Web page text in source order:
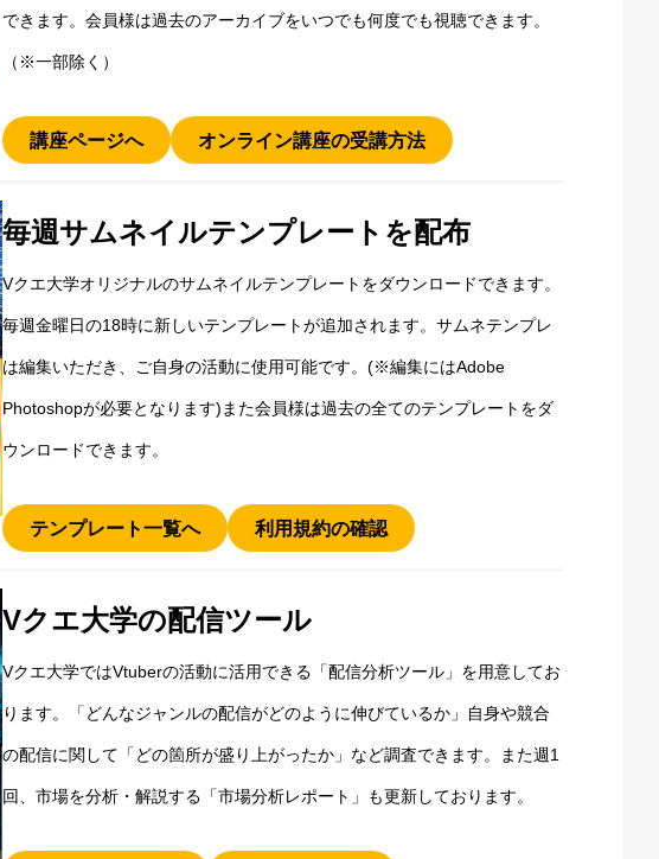
できます。会員様は過去のアーカイブをいつでも何度でも視聴できます。
（※一部除く）
講座ページへ オンライン講座の受講方法
毎週サムネイルテンプレートを配布
Vクエ大学オリジナルのサムネイルテンプレートをダウンロードできます。
毎週金曜日の18時に新しいテンプレートが追加されます。サムネテンプレ
は編集いただき、ご自身の活動に使用可能です。(※編集にはAdobe
Photoshopが必要となります)また会員様は過去の全てのテンプレートをダ
ウンロードできます。
テンプレート一覧へ 利用規約の確認
Vクエ大学の配信ツール
Vクエ大学ではVtuberの活動に活用できる「配信分析ツール」を用意してお
ります。「どんなジャンルの配信がどのように伸びているか」自身や競合
の配信に関して「どの箇所が盛り上がったか」など調査できます。また週1
回、市場を分析・解説する「市場分析レポート」も更新しております。